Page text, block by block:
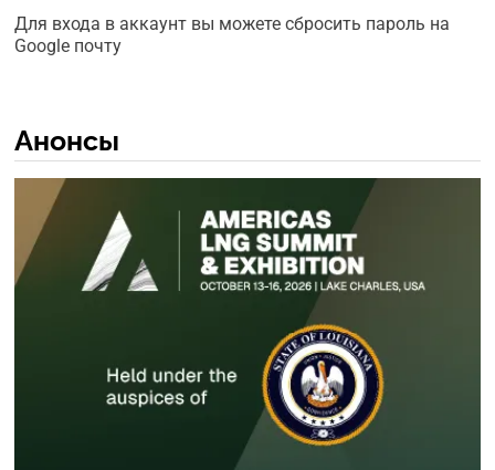
Для входа в аккаунт вы можете сбросить пароль на
Google почту
Анонсы